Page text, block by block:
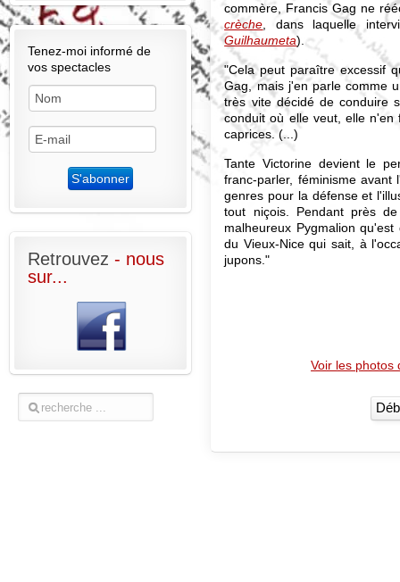
commère, Francis Gag ne
crèche , dans laquelle
Guilhaumeta).
"Cela peut paraître excessif
Gag, mais j'en parle comme
très vite décidé de conduire
conduit où elle veut, elle
caprices. (...)
Tante Victorine devient le
franc-parler, féminisme
genres pour la défense et
tout niçois. Pendant près
malheureux Pygmalion
du Vieux-Nice qui sait, à
jupons."
Voir les photos
Tenez-moi informé de
vos spectacles
Retrouvez - nous
sur...